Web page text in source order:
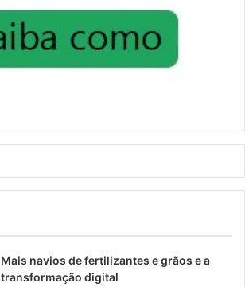
Mais navios de fertilizantes e grãos e a
transformação digital